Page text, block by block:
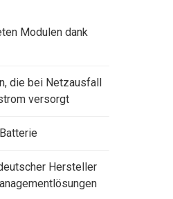
Modulen dank
die bei Netzausfall
versorgt
Hersteller